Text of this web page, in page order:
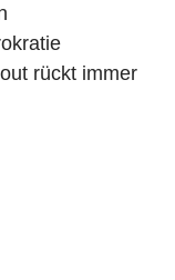
rückt immer